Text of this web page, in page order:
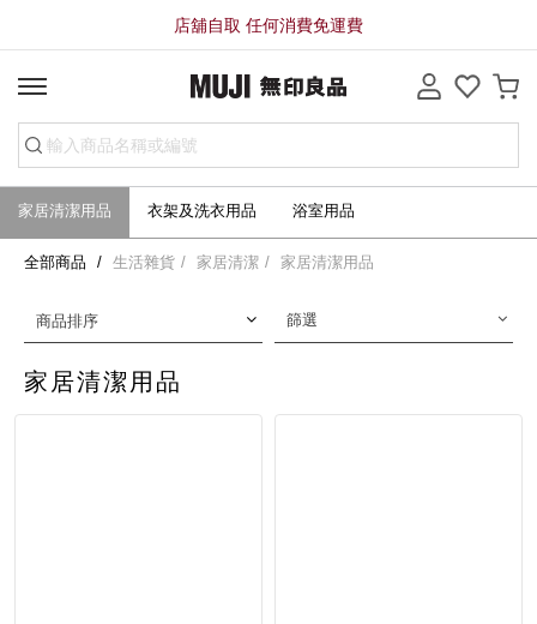
店舖自取 任何消費免運費
家居清潔用品 衣架及洗衣用品 浴室用品
全部商品 生活雜貨 家居清潔 家居清潔用品
家居清潔用品
商品排序 篩選